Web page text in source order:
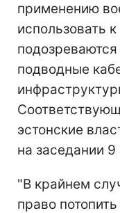
применению
использовать
подводные
эстонские
на заседании 9
"В крайнем
право